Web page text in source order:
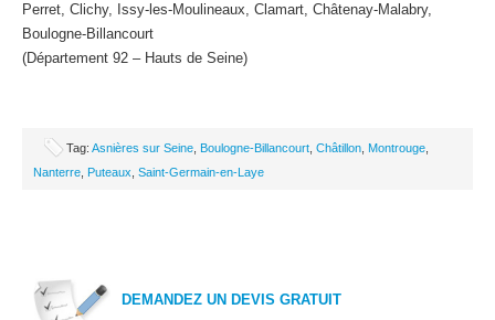
Perret, Clichy, Issy-les-Moulineaux, Clamart, Châtenay-Malabry,
Boulogne-Billancourt
(Département 92 – Hauts de Seine)
Tag: Asnières sur Seine Boulogne-Billancourt Châtillon Montrouge
Nanterre Puteaux Saint-Germain-en-Laye
DEMANDEZ UN DEVIS GRATUIT